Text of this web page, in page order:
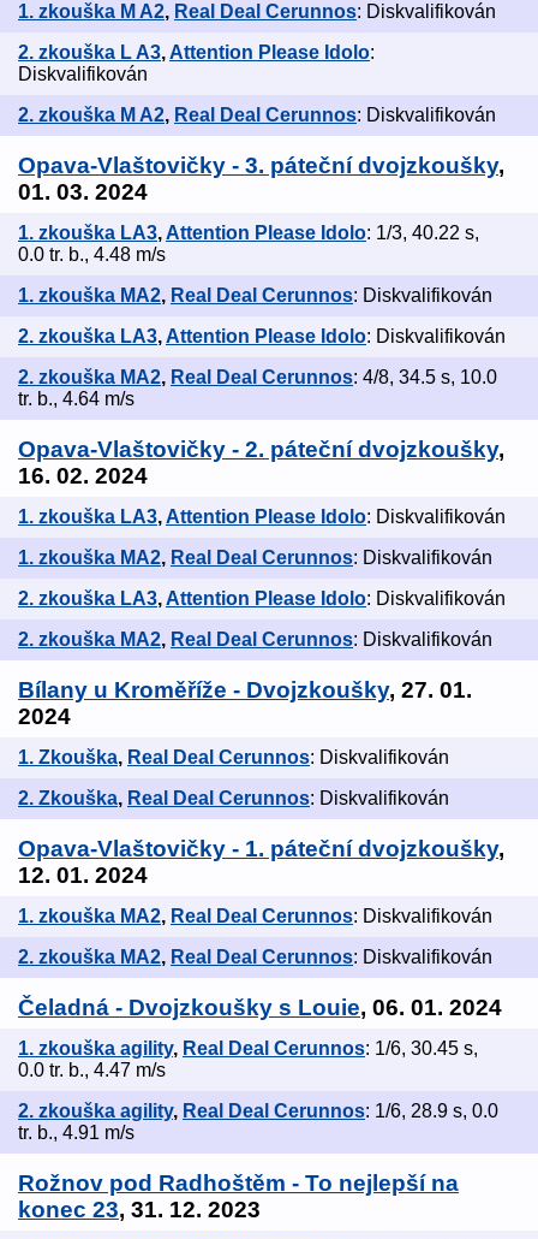
1. zkouška M A2, Real Deal Cerunnos: Diskvalifikován
2. zkouška L A3,Attention Please Idolo:
Diskvalifikován
2. zkouška M A2, Real Deal Cerunnos: Diskvalifikován
Opava-Vlaštovičky - 3. páteční dvojzkoušky,
01. 03. 2024
1. zkouška LA3,Attention Please Idolo: 1/3, 40.22 s,
0.0 tr. b., 4.48 m/s
1. zkouška MA2, Real Deal Cerunnos: Diskvalifikován
2. zkouška LA3,Attention Please Idolo: Diskvalifikován
2. zkouška MA2, Real Deal Cerunnos: 4/8, 34.5 s, 10.0
tr. b., 4.64 m/s
Opava-Vlaštovičky - 2. páteční dvojzkoušky,
16. 02. 2024
1. zkouška LA3,Attention Please Idolo: Diskvalifikován
1. zkouška MA2, Real Deal Cerunnos: Diskvalifikován
2. zkouška LA3,Attention Please Idolo: Diskvalifikován
2. zkouška MA2, Real Deal Cerunnos: Diskvalifikován
Bílany u Kroměříže - Dvojzkoušky, 27. 01.
2024
1. Zkouška, Real Deal Cerunnos: Diskvalifikován
2. Zkouška, Real Deal Cerunnos: Diskvalifikován
Opava-Vlaštovičky - 1. páteční dvojzkoušky,
12. 01. 2024
1. zkouška MA2, Real Deal Cerunnos: Diskvalifikován
2. zkouška MA2, Real Deal Cerunnos: Diskvalifikován
Čeladná - Dvojzkoušky s Louie, 06. 01. 2024
1. zkouška agility, Real Deal Cerunnos: 1/6, 30.45 s,
0.0 tr. b., 4.47 m/s
2. zkouška agility, Real Deal Cerunnos: 1/6, 28.9 s, 0.0
tr. b., 4.91 m/s
Rožnov pod Radhoštěm - To nejlepší na
konec 23, 31. 12. 2023